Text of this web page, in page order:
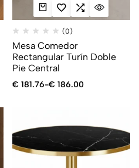
(0)
Mesa Comedor
Rectangular Turín Doble
Pie Central
€ 181.76-€ 186.00